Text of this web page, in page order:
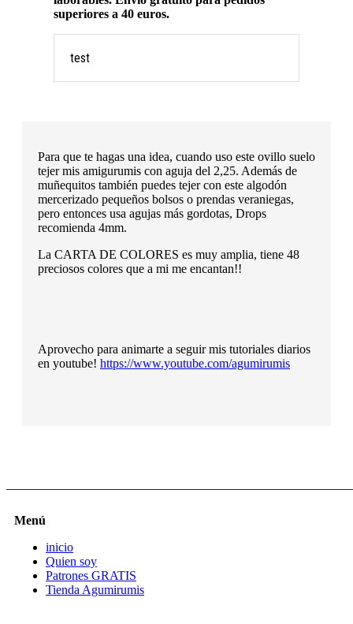
superiores a 40 euros.
test
Para que te hagas una idea, cuando uso este ovillo suelo
tejer mis amigurumis con aguja del 2,25. Además de
muñequitos también puedes tejer con este algodón
mercerizado pequeños bolsos o prendas veraniegas,
pero entonces usa agujas más gordotas, Drops
recomienda 4mm.
La CARTA DE COLORES es muy amplia, tiene 48
preciosos colores que a mi me encantan!!
Aprovecho para animarte a seguir mis tutoriales diarios
en youtube! https://www.youtube.com/agumirumis
Menú
inicio
Quien soy
Patrones GRATIS
Tienda Agumirumis